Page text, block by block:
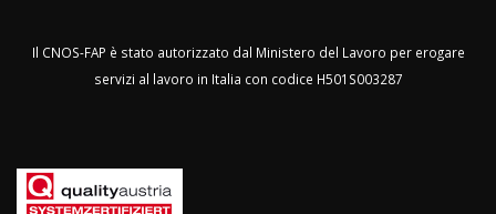
Il CNOS-FAP è stato autorizzato dal Ministero del Lavoro per erogare
servizi al lavoro in Italia con codice H501S003287